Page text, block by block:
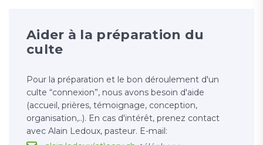
Aider à la préparation du
culte
Pour la préparation et le bon déroulement d'un
culte “connexion”, nous avons besoin d'aide
(accueil, prières, témoignage, conception,
organisation,..). En cas d'intérêt, prenez contact
avec Alain Ledoux, pasteur. E-mail: